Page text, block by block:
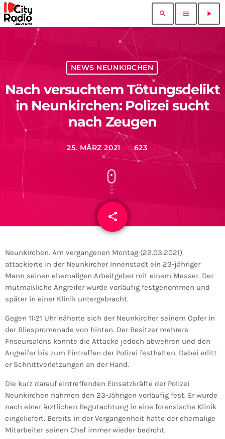
search menu play_arrow
NEWS NEUNKIRCHEN
Nach versuchtem Tötungsdelikt
in Neunkirchen: Polizei sucht
nach Zeugen
today 25. MÄRZ 2021 623
share
email
Neunkirchen. Am vergangenen Montag (22.03.2021)
attackierte in der Neunkircher Innenstadt ein 23-jähriger
Mann seinen ehemaligen Arbeitgeber mit einem Messer. Der
mutmaßliche Angreifer wurde vorläufig festgenommen und
später in einer Klinik untergebracht.
Gegen 11:21 Uhr näherte sich der Neunkircher seinem Opfer in
der Bliespromenade von hinten. Der Besitzer mehrere
Friseursalons konnte die Attacke jedoch abwehren und den
Angreifer bis zum Eintreffen der Polizei festhalten. Dabei erlitt
er Schnittverletzungen an der Hand.
Die kurz darauf eintreffenden Einsatzkräfte der Polizei
Neunkirchen nahmen den 23-Jährigen vorläufig fest. Er wurde
nach einer ärztlichen Begutachtung in eine forensische Klinik
eingeliefert. Bereits in der Vergangenheit hatte der ehemalige
Mitarbeiter seinen Chef immer wieder bedroht.